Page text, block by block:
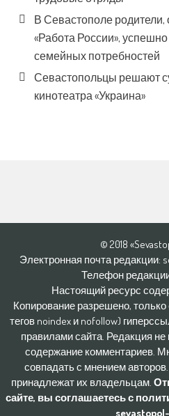
В Севастополе
«Работа России»,
семейных потребностей
Севастопольцы решают
кинотеатра «Украина»
© 2018
Электронная почта редакции:
Телефон
Настоящий ресурс
Копирование разрешено, только
тегов noindex и nofollow)
правилами сайта. Редакция не
содержание комментариев.
совпадать с мнением
принадлежат их владельцам.
сайте, вы соглашаетесь с